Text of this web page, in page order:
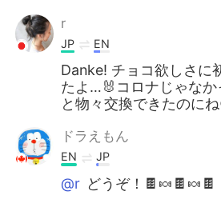
r
JP EN
Danke! チョコ欲しさに
たよ…🐰コロナじゃなか
と物々交換できたのに
ドラえもん
EN JP
@r どうぞ！🍫🍬🍫🍬🍫